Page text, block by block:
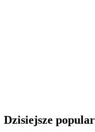
Dzisiejsze